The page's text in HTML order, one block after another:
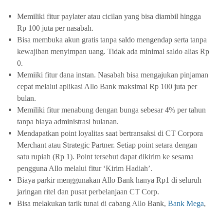
Memiliki fitur paylater atau cicilan yang bisa diambil hingga
Rp 100 juta per nasabah.
Bisa membuka akun gratis tanpa saldo mengendap serta tanpa
kewajiban menyimpan uang. Tidak ada minimal saldo alias Rp
0.
Memiiki fitur dana instan. Nasabah bisa mengajukan pinjaman
cepat melalui aplikasi Allo Bank maksimal Rp 100 juta per
bulan.
Memiliki fitur menabung dengan bunga sebesar 4% per tahun
tanpa biaya administrasi bulanan.
Mendapatkan point loyalitas saat bertransaksi di CT Corpora
Merchant atau Strategic Partner. Setiap point setara dengan
satu rupiah (Rp 1). Point tersebut dapat dikirim ke sesama
pengguna Allo melalui fitur ‘Kirim Hadiah’.
Biaya parkir menggunakan Allo Bank hanya Rp1 di seluruh
jaringan ritel dan pusat perbelanjaan CT Corp.
Bisa melakukan tarik tunai di cabang Allo Bank, Bank Mega,